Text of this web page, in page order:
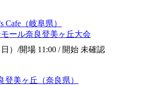
Cafe（岐阜県）
ール奈良登美ヶ丘大会
） /開場 11:00 / 開始 未確認
登美ヶ丘（奈良県）